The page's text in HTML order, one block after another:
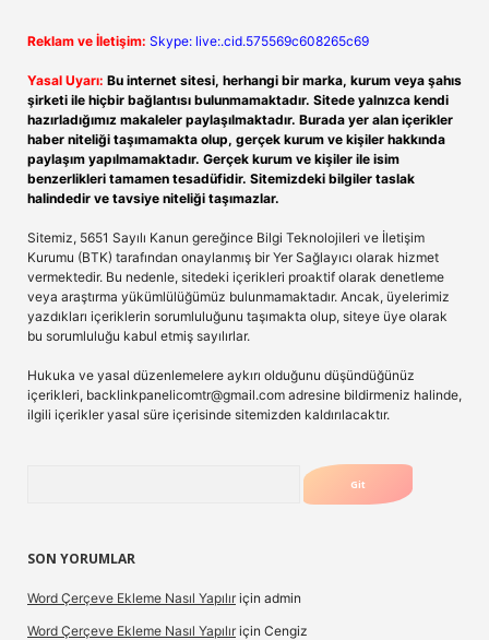
Reklam ve İletişim: Skype: live:.cid.575569c608265c69
Yasal Uyarı: Bu internet sitesi, herhangi bir marka, kurum veya şahıs
şirketi ile hiçbir bağlantısı bulunmamaktadır. Sitede yalnızca kendi
hazırladığımız makaleler paylaşılmaktadır. Burada yer alan içerikler
haber niteliği taşımamakta olup, gerçek kurum ve kişiler hakkında
paylaşım yapılmamaktadır. Gerçek kurum ve kişiler ile isim
benzerlikleri tamamen tesadüfidir. Sitemizdeki bilgiler taslak
halindedir ve tavsiye niteliği taşımazlar.
Sitemiz, 5651 Sayılı Kanun gereğince Bilgi Teknolojileri ve İletişim
Kurumu (BTK) tarafından onaylanmış bir Yer Sağlayıcı olarak hizmet
vermektedir. Bu nedenle, sitedeki içerikleri proaktif olarak denetleme
veya araştırma yükümlülüğümüz bulunmamaktadır. Ancak, üyelerimiz
yazdıkları içeriklerin sorumluluğunu taşımakta olup, siteye üye olarak
bu sorumluluğu kabul etmiş sayılırlar.
Hukuka ve yasal düzenlemelere aykırı olduğunu düşündüğünüz
içerikleri, backlinkpanelicomtr@gmail.com adresine bildirmeniz halinde,
ilgili içerikler yasal süre içerisinde sitemizden kaldırılacaktır.
SON YORUMLAR
Word Çerçeve Ekleme Nasıl Yapılır için admin
Word Çerçeve Ekleme Nasıl Yapılır için Cengiz